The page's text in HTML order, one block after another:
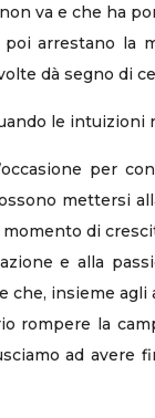
va e che ha
arrestano la
dà segno di
le intuizioni
per
mettersi
di
e alla
insieme agli
rompere la
ad avere